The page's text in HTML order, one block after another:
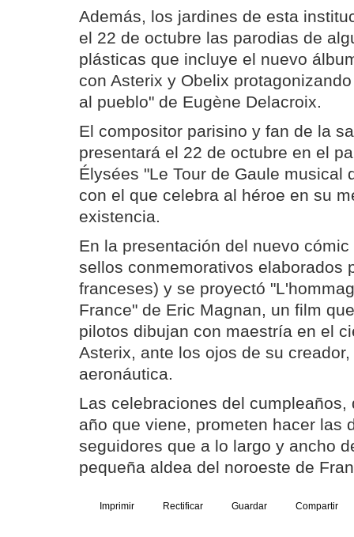
Además, los jardines de esta
el 22 de octubre las parodias de
plásticas que incluye el nuevo
con Asterix y Obelix
al pueblo" de Eugène Delacroix.
El compositor parisino y fan de la
presentará el 22 de octubre en el
Élysées "Le Tour de Gaule musical
con el que celebra al héroe en su
existencia.
En la presentación del nuevo
sellos conmemorativos elaborados
franceses) y se proyectó
France" de Eric Magnan, un film
pilotos dibujan con maestría en el
Asterix, ante los ojos de su
aeronáutica.
Las celebraciones del cumpleaños,
año que viene, prometen hacer las
seguidores que a lo largo y ancho
pequeña aldea del noroeste de
Imprimir Rectificar Guardar Compartir